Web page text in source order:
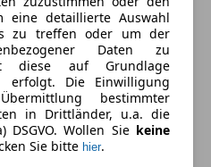
detaillierte Auswahl
zu treffen oder um der
Daten zu
diese auf Grundlage
erfolgt. Die Einwilligung
bestimmter
in Drittländer, u.a. die
DSGVO. Wollen Sie keine
Sie bitte hier.